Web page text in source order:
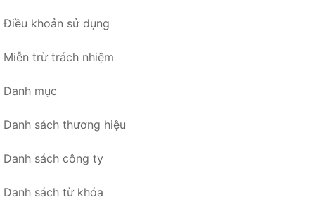
Điều khoản sử dụng
Miễn trừ trách nhiệm
Danh mục
Danh sách thương hiệu
Danh sách công ty
Danh sách từ khóa